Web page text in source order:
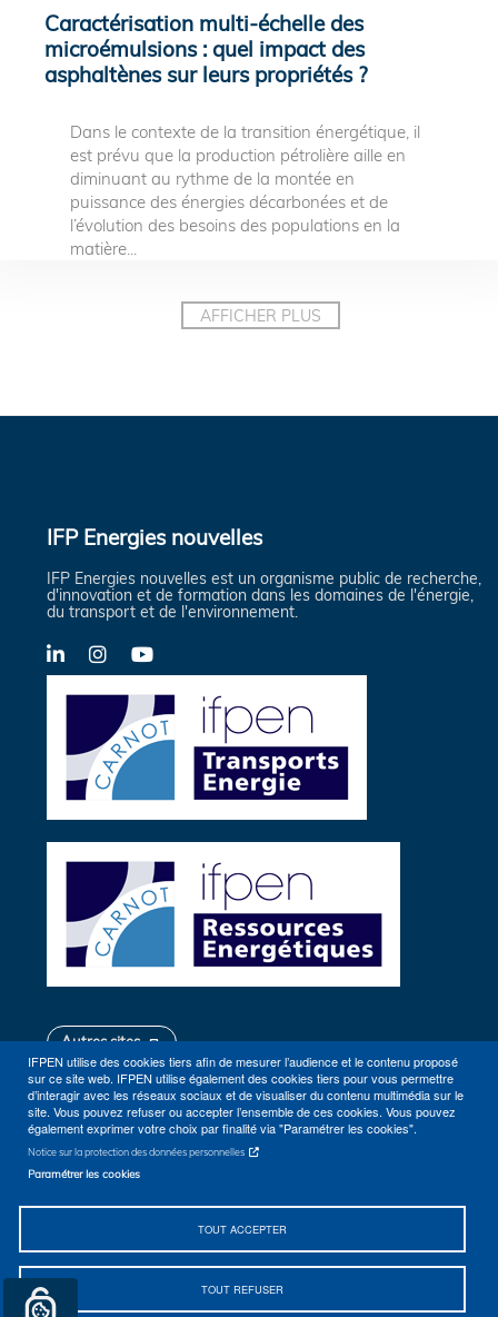
IFPEN utilise des cookies tiers afin de mesurer l’audience et le contenu proposé
sur ce site web. IFPEN utilise également des cookies tiers pour vous permettre
d’interagir avec les réseaux sociaux et de visualiser du contenu multimédia sur le
site. Vous pouvez refuser ou accepter l’ensemble de ces cookies. Vous pouvez
également exprimer votre choix par finalité via "Paramétrer les cookies".
Notice sur la protection des données personnelles
Paramétrer les cookies
TOUT REFUSER
TOUT ACCEPTER
Caractérisation multi-échelle des
microémulsions : quel impact des
asphaltènes sur leurs propriétés ?
Dans le contexte de la transition énergétique, il
est prévu que la production pétrolière aille en
diminuant au rythme de la montée en
puissance des énergies décarbonées et de
l’évolution des besoins des populations en la
matière...
IFP Energies nouvelles
IFP Energies nouvelles est un organisme public de recherche,
d'innovation et de formation dans les domaines de l'énergie,
du transport et de l'environnement.
LinkedInInstagramYouTube
Autres sites
Plan du site Contact
Se rendre à IFPEN (Rueil-Malmaison, Lyon) Accessibilité
Mentions Légales © 2026 IFPEN